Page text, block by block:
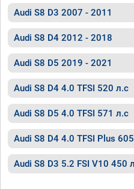
Audi S8 D3 2007 - 2011
Audi S8 D4 2012 - 2018
Audi S8 D5 2019 - 2021
Audi S8 D4 4.0 TFSI 520 л.с
Audi S8 D5 4.0 TFSI 571 л.с
Audi S8 D4 4.0 TFSI Plus
Audi S8 D3 5.2 FSI V10 450